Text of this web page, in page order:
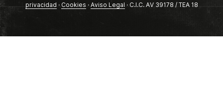
privacidad · Cookies · Aviso Legal · C.I.C. AV 39178 / TEA 18